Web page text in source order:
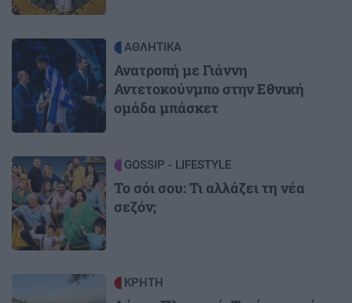
Image ΑΘΛΗΤΙΚΑ
Ανατροπή με Γιάννη
Αντετοκούνμπο στην Εθνική
ομάδα μπάσκετ
Image GOSSIP - LIFESTYLE
Το σόι σου: Τι αλλάζει τη νέα
σεζόν;
ΚΡΗΤΗ